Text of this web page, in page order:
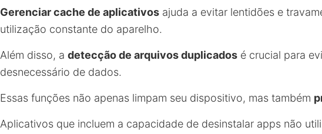
Gerenciar cache de aplicativos ajuda a evitar lentidões e
utilização constante do aparelho.
Além disso, a detecção de arquivos duplicados é crucial para
desnecessário de dados.
Essas funções não apenas limpam seu dispositivo, mas também
Aplicativos que incluem a capacidade de desinstalar apps não